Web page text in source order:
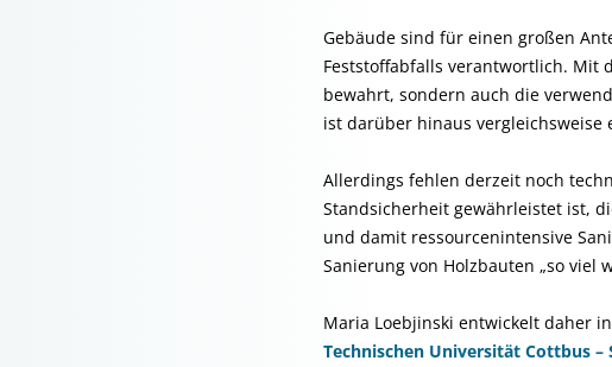
Gebäude sind für einen großen
Feststoffabfalls verantwortlich. Mit
bewahrt, sondern auch die
ist darüber hinaus vergleichsweise
Allerdings fehlen derzeit noch
Standsicherheit gewährleistet ist,
und damit ressourcenintensive
Sanierung von Holzbauten „so viel
Maria Loebjinski entwickelt daher
Technischen Universität Cottbus –